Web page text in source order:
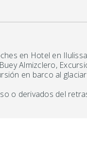
en Hotel en
Almizclero,
en barco al
o derivados del